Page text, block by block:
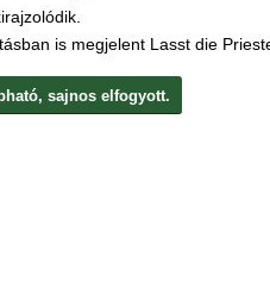
is megjelent Lasst die
sajnos elfogyott.